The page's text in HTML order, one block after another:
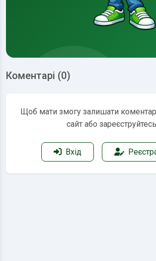
Коментарі (0)
Щоб мати змогу залишати
сайт або зареєструйтесь
Вхід